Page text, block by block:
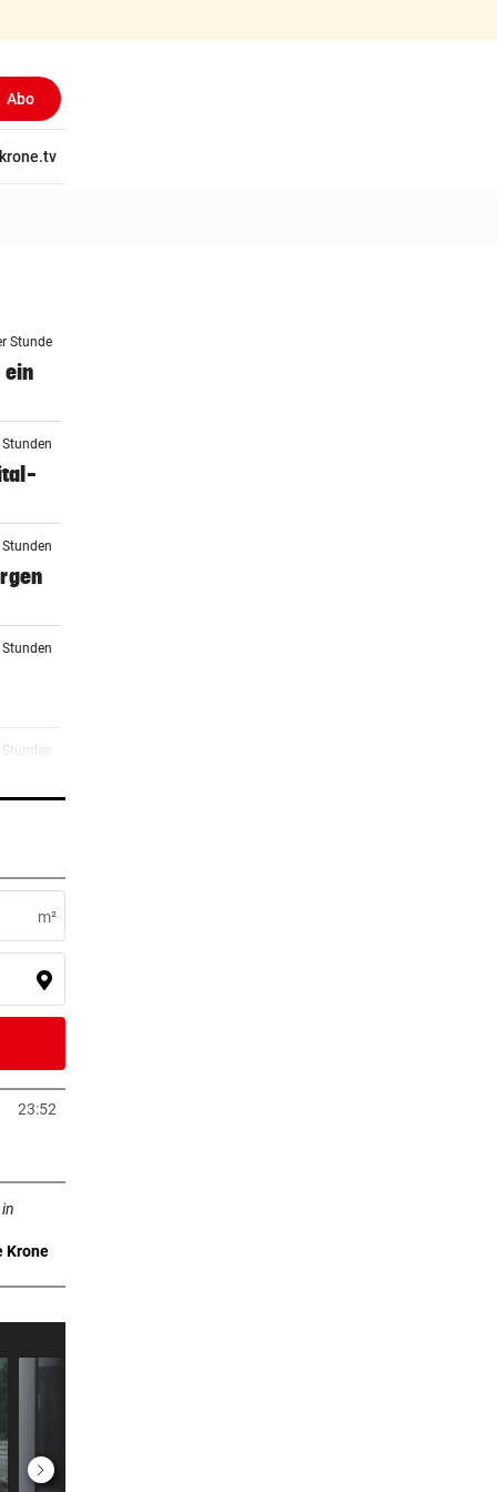
Abo
krone.tv
Stunde
ein
zu
Stunden
m²
23:52
öffnen
Krone